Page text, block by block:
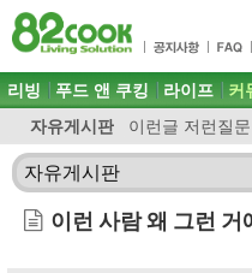
목차
주메뉴 바로가기
컨텐츠 바로가기
검색 바로가기
로그인 바로가기
주메뉴
리빙 푸드 앤 쿠킹 라이프 커
자유게시판 이런글 저런질문
자유게시판
이런 사람 왜 그런 거